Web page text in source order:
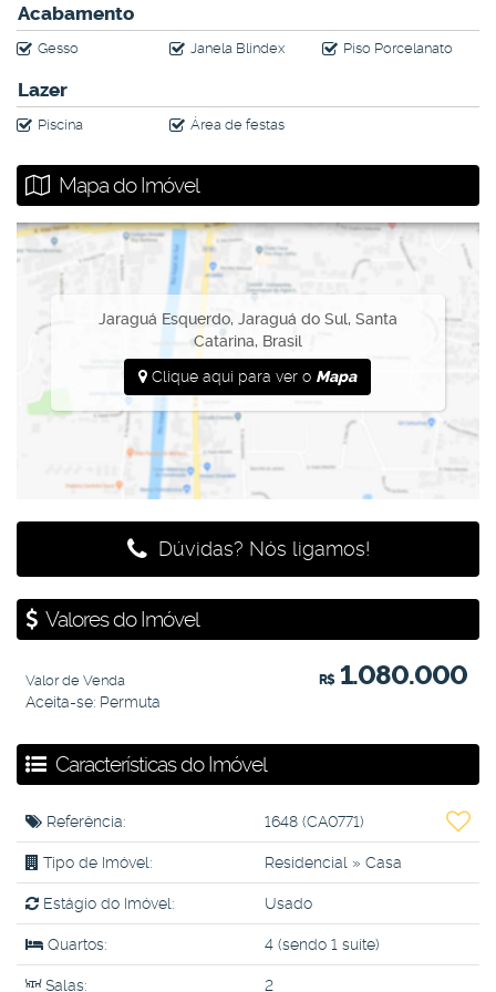
Acabamento
Gesso Janela Blindex Piso Porcelanato
Lazer
Piscina Área de festas
Mapa do Imóvel
Jaraguá Esquerdo, Jaraguá do Sul, Santa
Catarina, Brasil
Clique aqui para ver o Mapa
Dúvidas? Nós ligamos!
Valores do Imóvel
R$1.080.000
Valor de Venda
Aceita-se: Permuta
Características do Imóvel
Referência: 1648 (CA0771)
Tipo de Imóvel: Residencial » Casa
Estágio do Imóvel: Usado
Quartos: 4 (sendo 1 suíte)
Salas: 2